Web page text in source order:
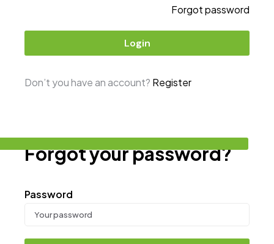
Forgot password
Login
Don’t you have an account? Register
Forgot your password?
Password